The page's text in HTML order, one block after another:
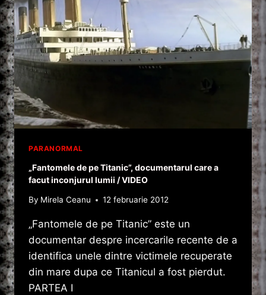
PARANORMAL
„Fantomele de pe Titanic”, documentarul care a
facut inconjurul lumii / VIDEO
By Mirela Ceanu 12 februarie 2012
„Fantomele de pe Titanic” este un
documentar despre incercarile recente de a
identifica unele dintre victimele recuperate
din mare dupa ce Titanicul a fost pierdut.
PARTEA I